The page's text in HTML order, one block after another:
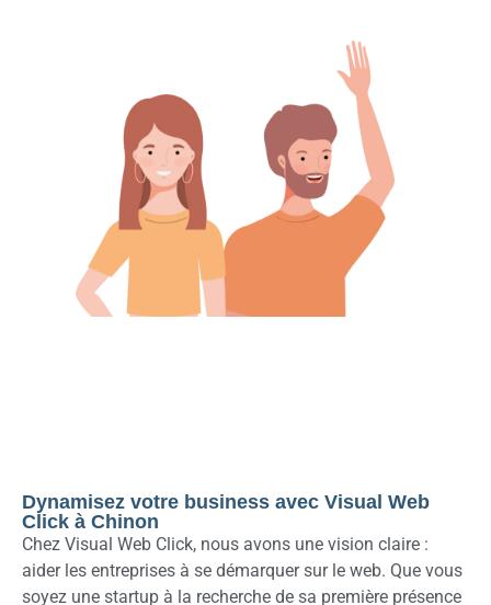
Dynamisez votre business avec Visual Web
Click à Chinon
Chez Visual Web Click, nous avons une vision claire :
aider les entreprises à se démarquer sur le web. Que vous
soyez une startup à la recherche de sa première présence